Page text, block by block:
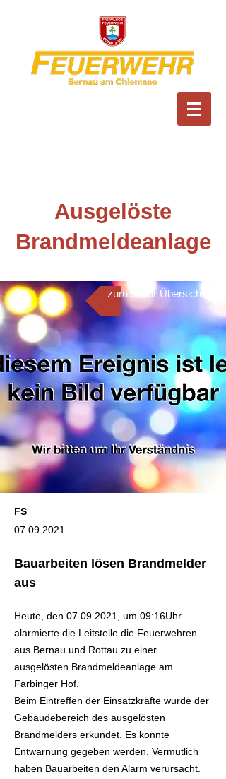
Feuerwehr Bernau am
Chiemsee
Ausgelöste
Brandmeldeanlage
FS
07.09.2021
Bauarbeiten lösen Brandmelder
aus
Heute, den 07.09.2021
, um 09:16Uhr
alarmierte die Leitstelle die Feuerwehren
aus Bernau und Rottau zu einer
ausgelösten Brandmeldeanlage am
Farbinger Hof.
Beim Eintreffen der Einsatzkräfte wurde der
Gebäudebereich des ausgelösten
Brandmelders erkundet. Es konnte
Entwarnung gegeben werden. Vermutlich
haben Bauarbeiten den Alarm verursacht.
zurück zur Übersicht